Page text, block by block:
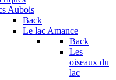
Aubois
Back
Le lac Amance
Back
Les
oiseaux du
lac